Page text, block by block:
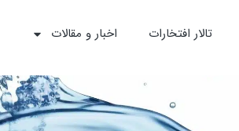
تالار افتخارات اخبار و مقالات